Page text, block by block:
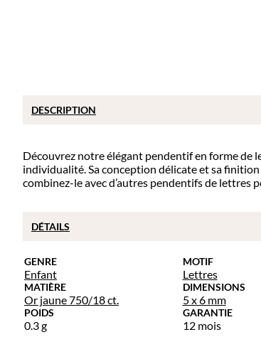
Découvrez notre élégant pendentif en forme de
individualité. Sa conception délicate et sa
combinez-le avec d’autres pendentifs de lettres
GENRE
Enfant
MOTIF
Lettres
MATIÈRE
Or jaune 750/18 ct.
DIMENSIONS
5 x 6 mm
POIDS
0.3 g
GARANTIE
12 mois
DESCRIPTION
DÉTAILS